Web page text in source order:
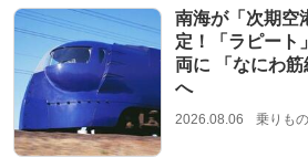
南海が「次期空
定！「ラピート
両に 「なにわ
へ
2026.08.06 乗りも